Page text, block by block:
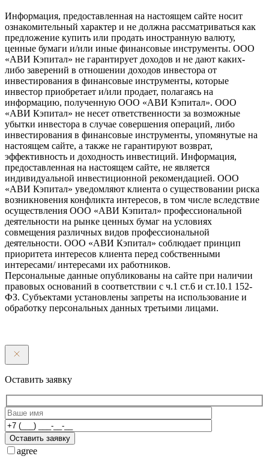
Информация, предоставленная на настоящем сайте носит
ознакомительный характер и не должна рассматриваться как
предложение купить или продать иностранную валюту,
ценные бумаги и/или иные финансовые инструменты. ООО
«АВИ Кэпитал» не гарантирует доходов и не дают каких-
либо заверений в отношении доходов инвестора от
инвестирования в финансовые инструменты, которые
инвестор приобретает и/или продает, полагаясь на
информацию, полученную ООО «АВИ Кэпитал». ООО
«АВИ Кэпитал» не несет ответственности за возможные
убытки инвестора в случае совершения операций, либо
инвестирования в финансовые инструменты, упомянутые на
настоящем сайте, а также не гарантируют возврат,
эффективность и доходность инвестиций. Информация,
предоставленная на настоящем сайте, не является
индивидуальной инвестиционной рекомендацией. ООО
«АВИ Кэпитал» уведомляют клиента о существовании риска
возникновения конфликта интересов, в том числе вследствие
осуществления ООО «АВИ Кэпитал» профессиональной
деятельности на рынке ценных бумаг на условиях
совмещения различных видов профессиональной
деятельности. ООО «АВИ Кэпитал» соблюдает принцип
приоритета интересов клиента перед собственными
интересами/ интересами их работников.
Персональные данные опубликованы на сайте при наличии
правовых оснований в соответствии с ч.1 ст.6 и ст.10.1 152-
ФЗ. Субъектами установлены запреты на использование и
обработку персональных данных третьими лицами.
Оставить заявку
Оставить заявку
agree